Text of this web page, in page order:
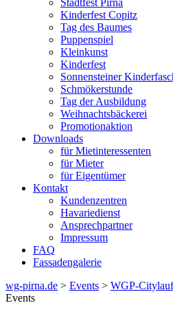
Kinderfest Copitz
Tag des Baumes
Puppenspiel
Kleinkunst
Kinderfest
Sonnensteiner
Schmökerstunde
Tag der Ausbildung
Weihnachtsbäckerei
Promotionaktion
Downloads
für Mietinteressenten
für Mieter
für Eigentümer
Kontakt
Kundenzentren
Havariedienst
Ansprechpartner
Impressum
FAQ
Fassadengalerie
wg-pirna.de > Events > WGP-Citylauf
Events